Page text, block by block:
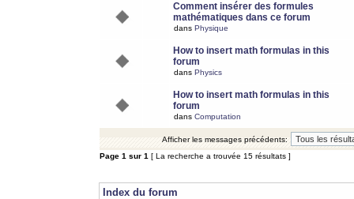
Comment insérer des formules
mathématiques dans ce forum
dans Physique
How to insert math formulas in this
forum
dans Physics
How to insert math formulas in this
forum
dans Computation
Afficher les messages précédents:
Page 1 sur 1 [ La recherche a trouvée 15 résultats ]
Index du forum